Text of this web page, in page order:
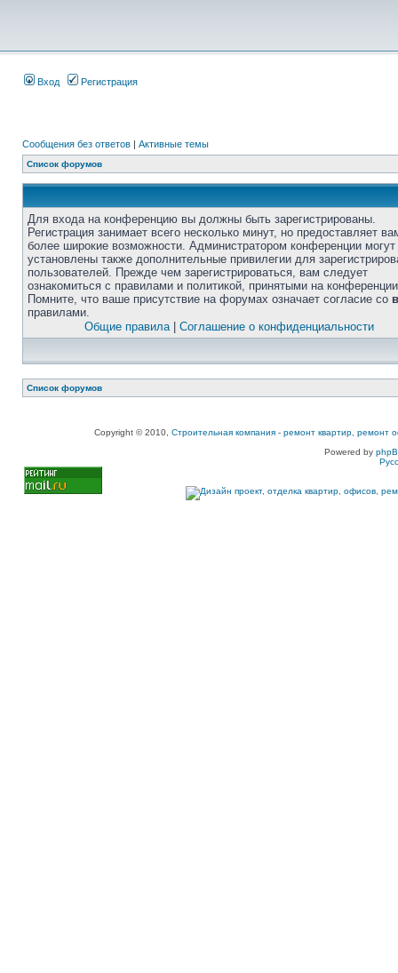
Вход Регистрация
Сообщения без ответов | Активные темы
Список форумов
Для входа на конференцию вы должны быть зарегистрированы.
Регистрация занимает всего несколько минут, но предоставляет
более широкие возможности. Администратором конференции
установлены также дополнительные привилегии для
пользователей. Прежде чем зарегистрироваться, вам следует
ознакомиться с правилами и политикой, принятыми на
Помните, что ваше присутствие на форумах означает согласие со
правилами.
Общие правила| Соглашение о конфиденциальности
Список форумов
Copyright © 2010, Строительная компания - ремонт квартир, ремонт
Powered by